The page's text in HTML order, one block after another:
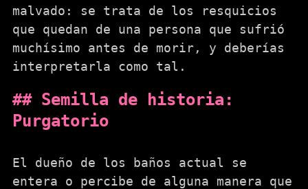
malvado: se trata de los resquicios
que quedan de una persona que sufrió
muchísimo antes de morir, y deberías
interpretarla como tal.
Semilla de historia:
Purgatorio
El dueño de los baños actual se
entera o percibe de alguna manera que